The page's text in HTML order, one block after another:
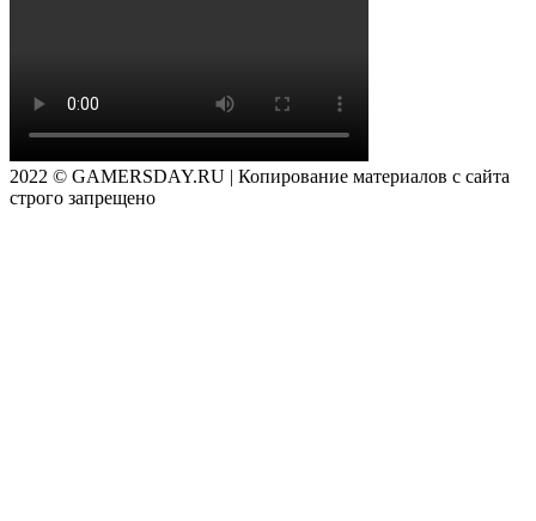
2022 © GAMERSDAY.RU | Копирование материалов с сайта
строго запрещено